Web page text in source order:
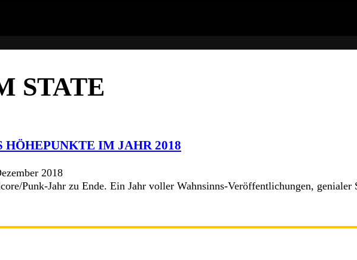
STATE
HÖHEPUNKTE IM JAHR 2018
2018
Punk-Jahr zu Ende. Ein Jahr voller Wahnsinns-Veröffentlichungen,